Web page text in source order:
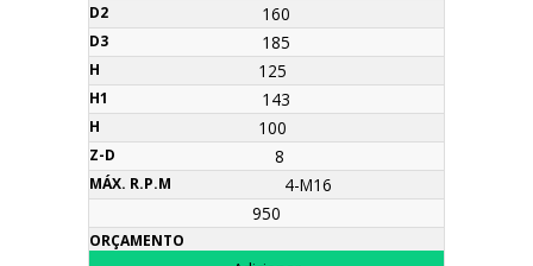
160
185
125
143
100
8
4-M16
950